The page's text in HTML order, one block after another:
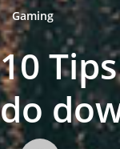
Gaming
10
do